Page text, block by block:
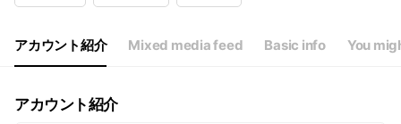
アカウント紹介 Mixed media feed Basic info You
アカウント紹介